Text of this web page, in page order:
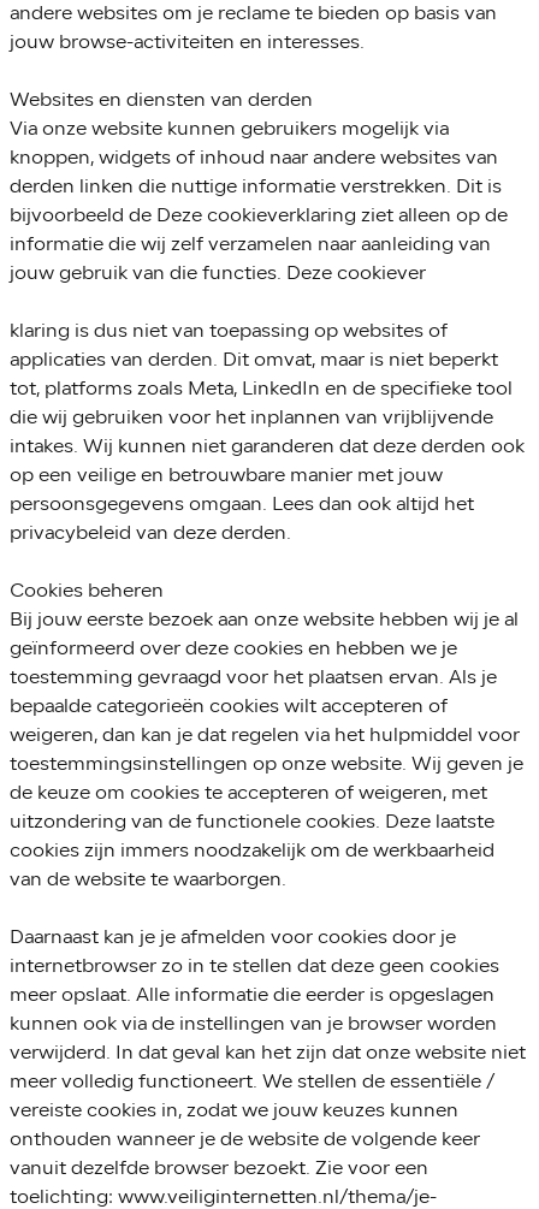
andere websites om je reclame te bieden op basis van
jouw browse-activiteiten en interesses.
Websites en diensten van derden
Via onze website kunnen gebruikers mogelijk via
knoppen, widgets of inhoud naar andere websites van
derden linken die nuttige informatie verstrekken. Dit is
bijvoorbeeld de Deze cookieverklaring ziet alleen op de
informatie die wij zelf verzamelen naar aanleiding van
jouw gebruik van die functies. Deze cookiever
klaring is dus niet van toepassing op websites of
applicaties van derden. Dit omvat, maar is niet beperkt
tot, platforms zoals Meta, LinkedIn en de specifieke tool
die wij gebruiken voor het inplannen van vrijblijvende
intakes. Wij kunnen niet garanderen dat deze derden ook
op een veilige en betrouwbare manier met jouw
persoonsgegevens omgaan. Lees dan ook altijd het
privacybeleid van deze derden.
Cookies beheren
Bij jouw eerste bezoek aan onze website hebben wij je al
geïnformeerd over deze cookies en hebben we je
toestemming gevraagd voor het plaatsen ervan. Als je
bepaalde categorieën cookies wilt accepteren of
weigeren, dan kan je dat regelen via het hulpmiddel voor
toestemmingsinstellingen op onze website. Wij geven je
de keuze om cookies te accepteren of weigeren, met
uitzondering van de functionele cookies. Deze laatste
cookies zijn immers noodzakelijk om de werkbaarheid
van de website te waarborgen.
Daarnaast kan je je afmelden voor cookies door je
internetbrowser zo in te stellen dat deze geen cookies
meer opslaat. Alle informatie die eerder is opgeslagen
kunnen ook via de instellingen van je browser worden
verwijderd. In dat geval kan het zijn dat onze website niet
meer volledig functioneert. We stellen de essentiële /
vereiste cookies in, zodat we jouw keuzes kunnen
onthouden wanneer je de website de volgende keer
vanuit dezelfde browser bezoekt. Zie voor een
toelichting: www.veiliginternetten.nl/thema/je-